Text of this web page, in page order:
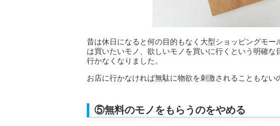
昔は休日になると何の目的もなく大型ショッピングモ
は買いたいモノ、欲しいモノを買いに行くという明確
行かなくなりました。
お店に行かなければ無駄に物欲を刺激されることもない
⑤無料のモノをもらうのをやめる